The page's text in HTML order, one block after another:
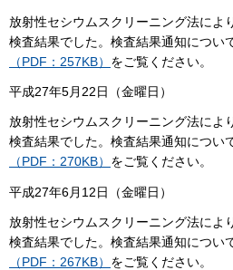
放射性セシウムスクリーニング法によ
検査結果でした。検査結果通知につい
（PDF：257KB） をご覧ください。
平成27年5月22日（金曜日）
放射性セシウムスクリーニング法によ
検査結果でした。検査結果通知につい
（PDF：270KB） をご覧ください。
平成27年6月12日（金曜日）
放射性セシウムスクリーニング法によ
検査結果でした。検査結果通知につい
（PDF：267KB） をご覧ください。